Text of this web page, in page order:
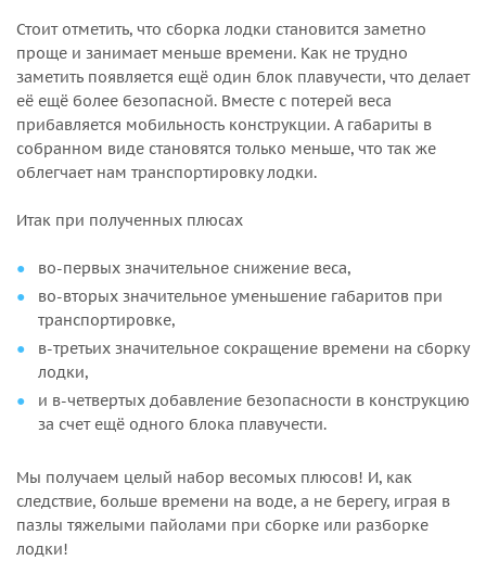
Стоит отметить, что сборка лодки становится заметно
проще и занимает меньше времени. Как не трудно
заметить появляется ещё один блок плавучести, что делает
её ещё более безопасной. Вместе с потерей веса
прибавляется мобильность конструкции. А габариты в
собранном виде становятся только меньше, что так же
облегчает нам транспортировку лодки.
Итак при полученных плюсах
во-первых значительное снижение веса,
во-вторых значительное уменьшение габаритов при
транспортировке,
в-третьих значительное сокращение времени на сборку
лодки,
и в-четвертых добавление безопасности в конструкцию
за счет ещё одного блока плавучести.
Мы получаем целый набор весомых плюсов! И, как
следствие, больше времени на воде, а не берегу, играя в
пазлы тяжелыми пайолами при сборке или разборке
лодки!